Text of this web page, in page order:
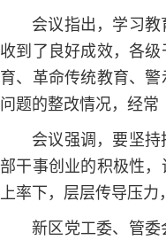
会议指出，学习
收到了良好成效，各
育、革命传统教育、
问题的整改情况，经
会议强调，要坚
部干事创业的积极性
上率下，层层传导压
新区党工委、管